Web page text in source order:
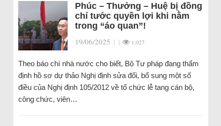
Phúc – Thưởng – Huệ bị đồng
chí tước quyền lợi khi nằm
trong “áo quan”!
19/06/2025 | | 1.027
Theo báo chí nhà nước cho biết, Bộ Tư pháp đang thẩm
định hồ sơ dự thảo Nghị định sửa đổi, bổ sung một số
điều của Nghị định 105/2012 về tổ chức lễ tang cán bộ,
công chức, viên…